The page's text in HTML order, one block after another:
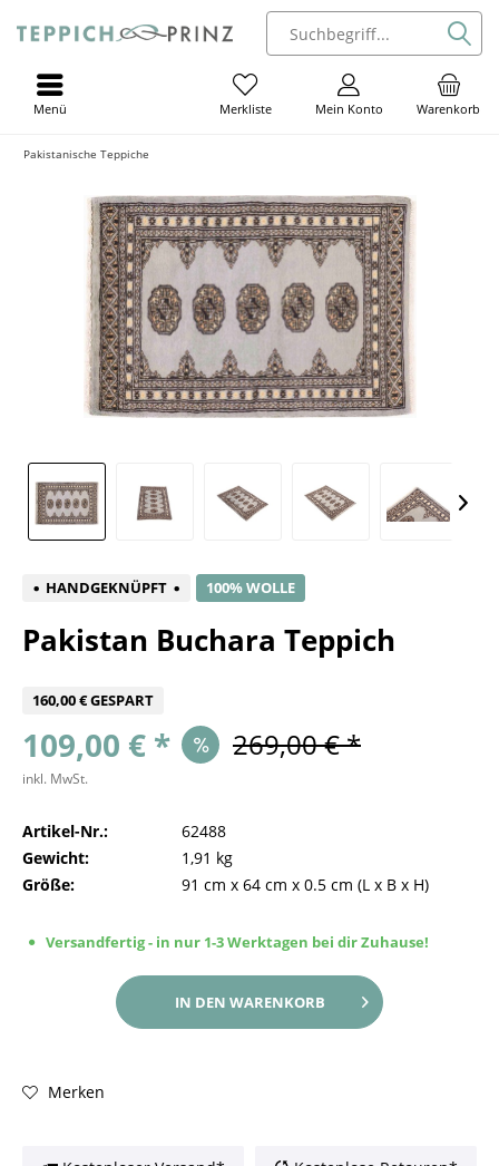
Warenkorb
Mein Konto
Merkliste
Menü
Pakistanische Teppiche
HANDGEKNÜPFT 100% WOLLE
Pakistan Buchara Teppich
160,00 € GESPART
109,00 € * 269,00 € *
inkl. MwSt.
Artikel-Nr.:
62488
Gewicht:
1,91 kg
Größe:
91 cm x 64 cm x 0.5 cm (L x B x H)
Versandfertig - in nur 1-3 Werktagen bei dir Zuhause!
IN DEN WARENKORB
Merken